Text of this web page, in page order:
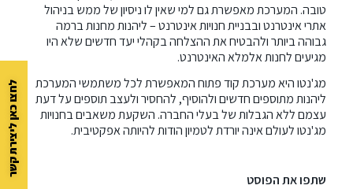
טובה. המערכת מאפשרת גם למי שאין לו ניסיון של ממש בניהול
אתרי אינטרנט ובבניית חנויות אינטרנט – ליהנות מחנות ברמה
גבוהה ביותר ולהבטיח את ההצלחה בקהלי יעד חדשים שלא היו
מגיעים לחנות אלמלא האינטרנט.
מג'נטו היא מערכת קוד פתוח המאפשרת לכל משתמשי המערכת
ליהנות מתוספים חדשים ולהוסיף, להחסיר ולעצב תוספים על דעת
עצמם ללא הגבלות של בעלי החברה. השקעת משאבים בחנויות
מג'נטו לעולם אינה יורדת לטמיון הודות להיותה אפקטיבית.
שתפו את הפוסט
לחצו כאן ליצירת קשר